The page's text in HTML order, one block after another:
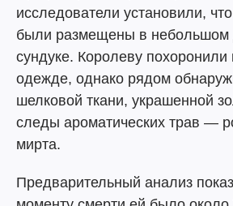
исследователи установили,
были размещены в небольшом
сундуке. Королеву
одежде, однако рядом
шелковой ткани, украшенной
следы ароматических трав —
мирта.
Предварительный анализ